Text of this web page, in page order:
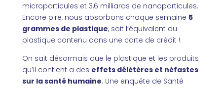
microparticules et 3,6 milliards de nanoparticules.
Encore pire, nous absorbons chaque semaine 5
grammes de plastique, soit l’équivalent du
plastique contenu dans une carte de crédit !
On sait désormais que le plastique et les produits
qu’il contient a des effets délétères et néfastes
sur la santé humaine. Une enquête de Santé